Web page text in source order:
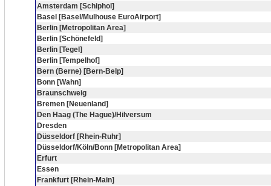
Amsterdam [Schiphol]
Basel [Basel/Mulhouse EuroAirport]
Berlin [Metropolitan Area]
Berlin [Schönefeld]
Berlin [Tegel]
Berlin [Tempelhof]
Bern (Berne) [Bern-Belp]
Bonn [Wahn]
Braunschweig
Bremen [Neuenland]
Den Haag (The Hague)/Hilversum
Dresden
Düsseldorf [Rhein-Ruhr]
Düsseldorf/Köln/Bonn [Metropolitan Area]
Erfurt
Essen
Frankfurt [Rhein-Main]